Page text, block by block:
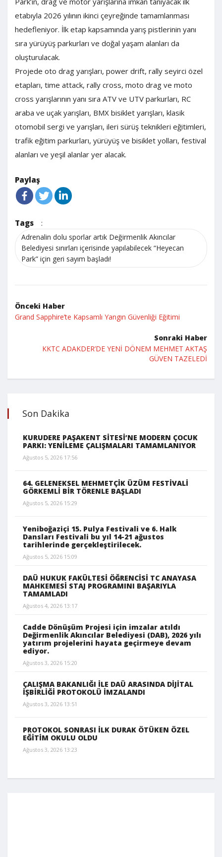
etabıyla 2026 yılının ikinci çeyreğinde tamamlanması
hedefleniyor. İlk etap kapsamında yarış pistlerinin yanı
sıra yürüyüş parkurları ve doğal yaşam alanları da
oluşturulacak.
Projede oto drag yarışları, power drift, rally seyirci özel
etapları, time attack, rally cross, moto drag ve moto
cross yarışlarının yanı sıra ATV ve UTV parkurları, RC
araba ve uçak yarışları, BMX bisiklet yarışları, klasik
otomobil sergi ve yarışları, ileri sürüş teknikleri eğitimleri,
trafik eğitim parkurları, yürüyüş ve bisiklet yolları, festival
alanları ve yeşil alanlar yer alacak.
Paylaş
Tags :
Adrenalin dolu sporlar artık Değirmenlik Akıncılar
Belediyesi sınırları içerisinde yapılabilecek “Heyecan
Park” için geri sayım başladı!
Önceki Haber
Grand Sapphire’te Kapsamlı Yangın Güvenliği Eğitimi
Sonraki Haber
KKTC ADAKDER’DE YENİ DÖNEM MEHMET AKTAŞ
GÜVEN TAZELEDİ
Son Dakika
KURUDERE PAŞAKENT SİTESİ’NE MODERN ÇOCUK
PARKI: YENİLEME ÇALIŞMALARI TAMAMLANIYOR
Ağustos 5, 2026 17:56
64. GELENEKSEL MEHMETÇİK ÜZÜM FESTİVALİ
GÖRKEMLİ BİR TÖRENLE BAŞLADI
Ağustos 5, 2026 15:29
Yeniboğaziçi 15. Pulya Festivali ve 6. Halk
Dansları Festivali bu yıl 14-21 ağustos
tarihlerinde gerçekleştirilecek.
Ağustos 5, 2026 15:09
DAÜ HUKUK FAKÜLTESİ ÖĞRENCİSİ TC ANAYASA
MAHKEMESİ STAJ PROGRAMINI BAŞARIYLA
TAMAMLADI
Ağustos 4, 2026 13:17
Cadde Dönüşüm Projesi için imzalar atıldı
Değirmenlik Akıncılar Belediyesi (DAB), 2026 yılı
yatırım projelerini hayata geçirmeye devam
ediyor.
Ağustos 3, 2026 15:20
ÇALIŞMA BAKANLIĞI İLE DAÜ ARASINDA DİJİTAL
İŞBİRLİĞİ PROTOKOLÜ İMZALANDI
Ağustos 3, 2026 13:51
PROTOKOL SONRASI İLK DURAK ÖTÜKEN ÖZEL
EĞİTİM OKULU OLDU
Ağustos 3, 2026 13:23